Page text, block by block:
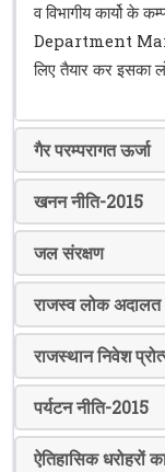
व विभागीय कार्यो
Department
लिए तैयार कर इसका
गैर परम्परागत ऊर्जा
खनन नीति-2015
जल संरक्षण
राजस्व लोक अदालत
राजस्थान निवेश
पर्यटन नीति-2015
ऐतिहासिक धरोहरों